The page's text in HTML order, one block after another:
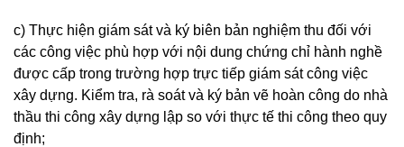
c) Thực hiện giám sát và ký biên bản nghiệm thu đối với
các công việc phù hợp với nội dung chứng chỉ hành nghề
được cấp trong trường hợp trực tiếp giám sát công việc
xây dựng. Kiểm tra, rà soát và ký bản vẽ hoàn công do nhà
thầu thi công xây dựng lập so với thực tế thi công theo quy
định;